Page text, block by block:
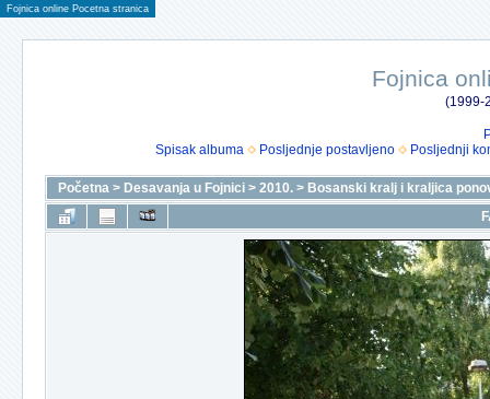
Fojnica online Pocetna stranica
Fojnica
(1999-
Spisak albuma
Posljednje postavljeno Posljednji
Početna > Desavanja u Fojnici > 2010. > Bosanski kralj i kraljica